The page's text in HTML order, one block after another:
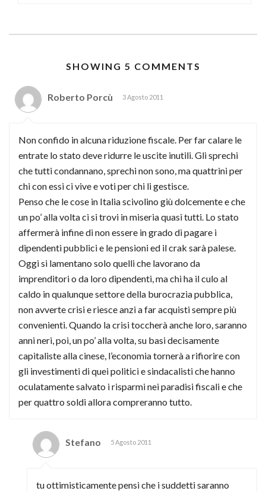
SHOWING 5 COMMENTS
Roberto Porcù 3 Agosto 2011
Non confido in alcuna riduzione fiscale. Per far calare le
entrate lo stato deve ridurre le uscite inutili. Gli sprechi
che tutti condannano, sprechi non sono, ma quattrini per
chi con essi ci vive e voti per chi li gestisce.
Penso che le cose in Italia scivolino giù dolcemente e che
un po’ alla volta ci si trovi in miseria quasi tutti. Lo stato
affermerà infine di non essere in grado di pagare i
dipendenti pubblici e le pensioni ed il crak sarà palese.
Oggi si lamentano solo quelli che lavorano da
imprenditori o da loro dipendenti, ma chi ha il culo al
caldo in qualunque settore della burocrazia pubblica,
non avverte crisi e riesce anzi a far acquisti sempre più
convenienti. Quando la crisi toccherà anche loro, saranno
anni neri, poi, un po’ alla volta, su basi decisamente
capitaliste alla cinese, l’economia tornerà a rifiorire con
gli investimenti di quei politici e sindacalisti che hanno
oculatamente salvato i risparmi nei paradisi fiscali e che
per quattro soldi allora compreranno tutto.
Stefano 5 Agosto 2011
tu ottimisticamente pensi che i suddetti saranno